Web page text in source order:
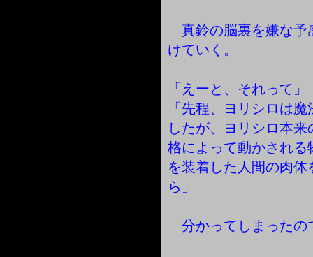
真鈴の脳裏を嫌な予
けていく。
「えーと、それって」
「先程、ヨリシロは
したが、ヨリシロ本
格によって動かされ
を装着した人間の肉
ら」
分かってしまったの